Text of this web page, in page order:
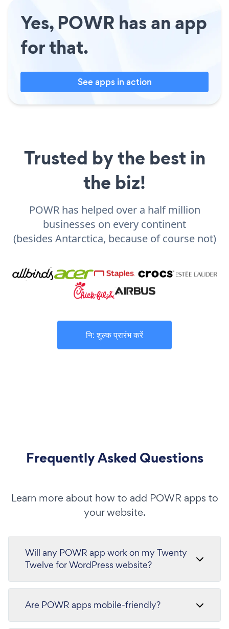
Yes, POWR has an app
for that.
See apps in action
Trusted by the best in
the biz!
POWR has helped over a half million
businesses on every continent
(besides Antarctica, because of course not)
नि: शुल्क प्रारंभ करें
Frequently Asked Questions
Learn more about how to add POWR apps to
your website.
Will any POWR app work on my Twenty
Twelve for WordPress website?
Are POWR apps mobile-friendly?